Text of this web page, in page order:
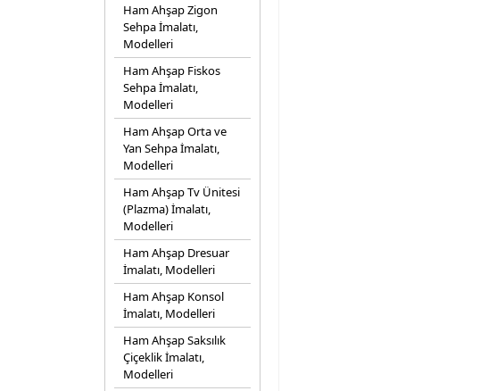
Ham Ahşap Zigon
Sehpa İmalatı,
Modelleri
Ham Ahşap Fiskos
Sehpa İmalatı,
Modelleri
Ham Ahşap Orta ve
Yan Sehpa İmalatı,
Modelleri
Ham Ahşap Tv Ünitesi
(Plazma) İmalatı,
Modelleri
Ham Ahşap Dresuar
İmalatı, Modelleri
Ham Ahşap Konsol
İmalatı, Modelleri
Ham Ahşap Saksılık
Çiçeklik İmalatı,
Modelleri